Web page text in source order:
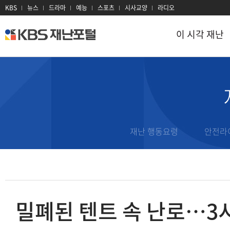
KBS 뉴스 드라마 예능 스포츠 시사교양 라디오
kbs
재
이 시각 재난
호우
산사태
폭염
감염병
전력
이 시각 현장
재난문자
과거 재난기록
재난 유관기관
재난 행동요령 안전
밀폐된 텐트 속 난로…3